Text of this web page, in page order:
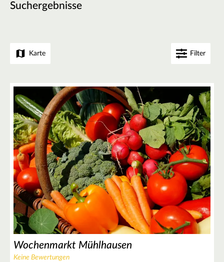
Suchergebnisse
Karte Filter
Wochenmarkt Mühlhausen
Keine Bewertungen
+
−